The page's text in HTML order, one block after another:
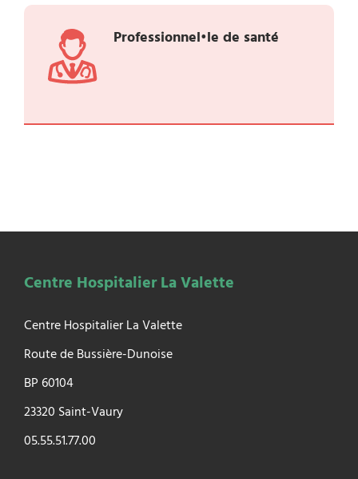
Professionnel•le de santé
Centre Hospitalier La Valette
Centre Hospitalier La Valette
Route de Bussière-Dunoise
BP 60104
23320 Saint-Vaury
05.55.51.77.00